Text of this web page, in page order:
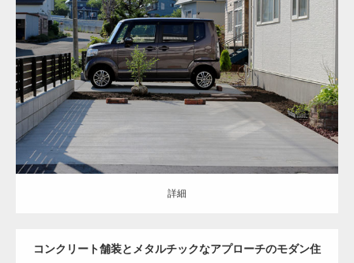
クローズ ナチュラル シンプル 門まわり 駐車スペース
フェンス
塀 土間コンクリート 南区 新築住宅
詳細
詳細
コンクリート舗装とメタルチックなアプローチのモダン住